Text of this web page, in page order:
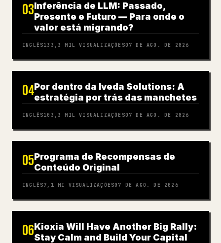
03Inferência de LLM: Passado,
Presente e Futuro — Para onde o
valor está migrando?
INGLÊS133,3 MIL VISUALIZAÇÕES07 DE AGO. DE 2026
04Por dentro da Iveda Solutions: A
estratégia por trás das manchetes
INGLÊS103,3 MIL VISUALIZAÇÕES07 DE AGO. DE 2026
05Programa de Recompensas de
Conteúdo Original
INGLÊS7,1 MI VISUALIZAÇÕES07 DE AGO. DE 2026
06Kioxia Will Have Another Big Rally:
Stay Calm and Build Your Capital